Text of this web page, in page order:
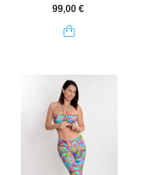
Prix
99,00 €